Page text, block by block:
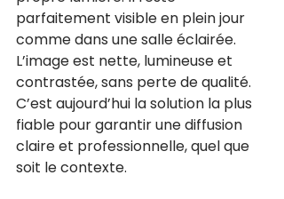
parfaitement visible en plein jour
comme dans une salle éclairée.
L’image est nette, lumineuse et
contrastée, sans perte de qualité.
C’est aujourd’hui la solution la plus
fiable pour garantir une diffusion
claire et professionnelle, quel que
soit le contexte.